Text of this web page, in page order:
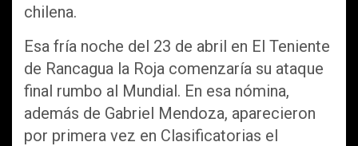
chilena.
Esa fría noche del 23 de abril en El Teniente
de Rancagua la Roja comenzaría su ataque
final rumbo al Mundial. En esa nómina,
además de Gabriel Mendoza, aparecieron
por primera vez en Clasificatorias el